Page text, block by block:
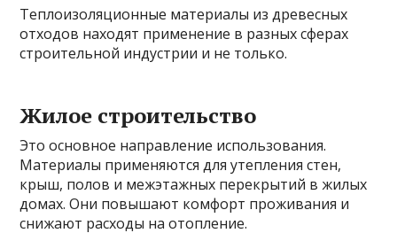
Теплоизоляционные материалы из древесных
отходов находят применение в разных сферах
строительной индустрии и не только.
Жилое строительство
Это основное направление использования.
Материалы применяются для утепления стен,
крыш, полов и межэтажных перекрытий в жилых
домах. Они повышают комфорт проживания и
снижают расходы на отопление.